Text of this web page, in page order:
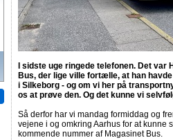
I sidste uge ringede telefonen. Det
Bus, der lige ville fortælle, at han
i Silkeborg - og om vi her på
os at prøve den. Og det kunne vi
Så derfor har vi mandag formiddag og
vejene i og omkring Aarhus for at kunne
kommende nummer af Magasinet Bus.